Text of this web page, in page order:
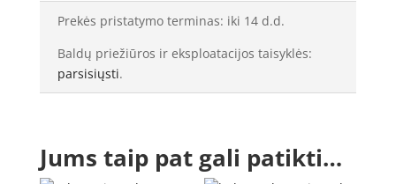
stalas
Prekės pristatymo terminas: iki 14 d.d.
Baldų priežiūros ir eksploatacijos taisyklės:
parsisiųsti.
Jums taip pat gali patikti…